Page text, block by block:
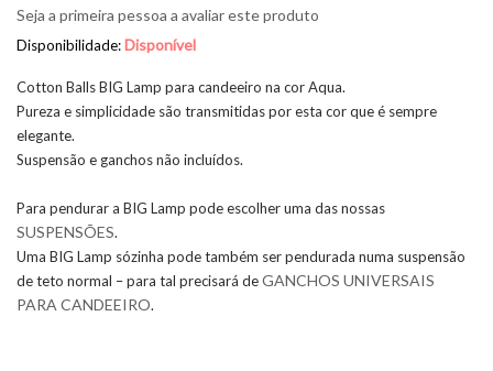
Seja a primeira pessoa a avaliar este produto
Disponibilidade:Disponível
Cotton Balls BIG Lamp para candeeiro na cor Aqua.
Pureza e simplicidade são transmitidas por esta cor que é sempre
elegante.
Suspensão e ganchos não incluídos.
Para pendurar a BIG Lamp pode escolher uma das nossas
SUSPENSÕES.
Uma BIG Lamp sózinha pode também ser pendurada numa suspensão
de teto normal – para tal precisará deGANCHOS UNIVERSAIS
PARA CANDEEIRO.